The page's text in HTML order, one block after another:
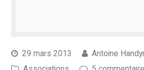
29 mars 2013
Antoine